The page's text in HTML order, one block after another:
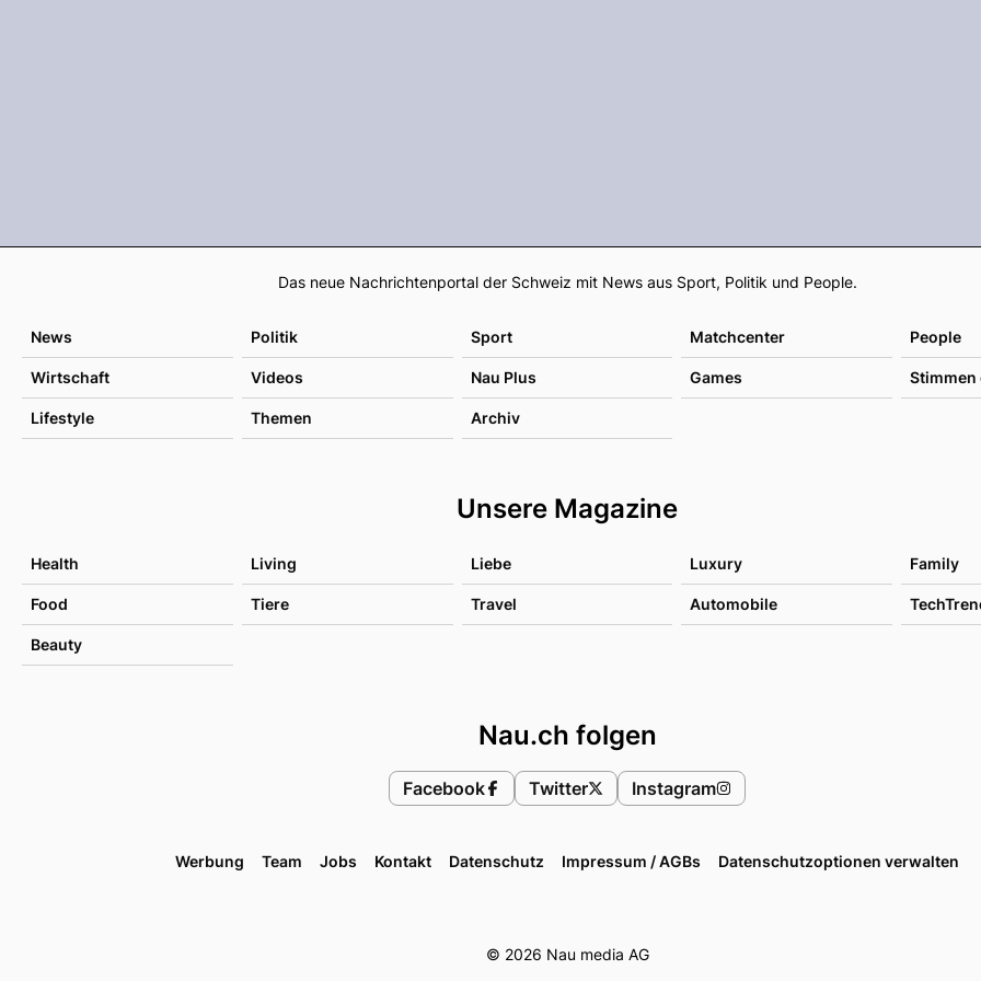
Footer
Das neue Nachrichtenportal der Schweiz mit News aus Sport, Politik und People.
News Politik Sport Matchcenter People
Wirtschaft Videos Nau Plus Games Stimmen
Lifestyle Themen Archiv
Unsere Magazine
Health Living Liebe Luxury Family
Food Tiere Travel Automobile
Beauty
Nau.ch folgen
Facebook Twitter Instagram
Werbung Team Jobs Kontakt Datenschutz Impressum / AGBs Datenschutzoptionen verwalten
© 2026 Nau media AG